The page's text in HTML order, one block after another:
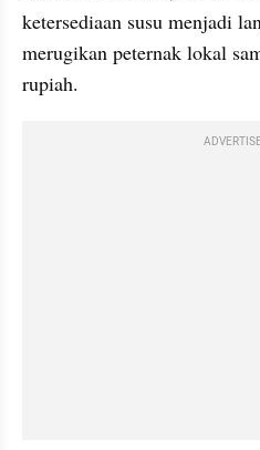
ketersediaan susu menjadi
merugikan peternak lokal
rupiah.